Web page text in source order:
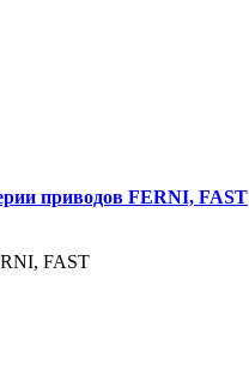
приводов FERNI, FAST
FAST